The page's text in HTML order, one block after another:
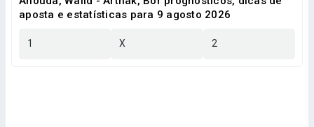
aposta e estatísticas para 9 agosto 2026
1 X 2